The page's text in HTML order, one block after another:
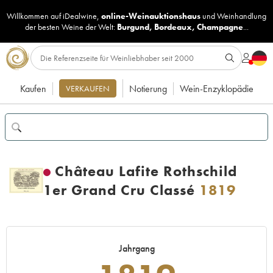
Willkommen auf iDealwine, online-Weinauktionshaus undWeinhandlung
der besten Weine der Welt: Burgund, Bordeaux, Champagne...
Kaufen VERKAUFEN Notierung Wein-Enzyklopädie
Château Lafite Rothschild
1er Grand Cru Classé 1819
Jahrgang